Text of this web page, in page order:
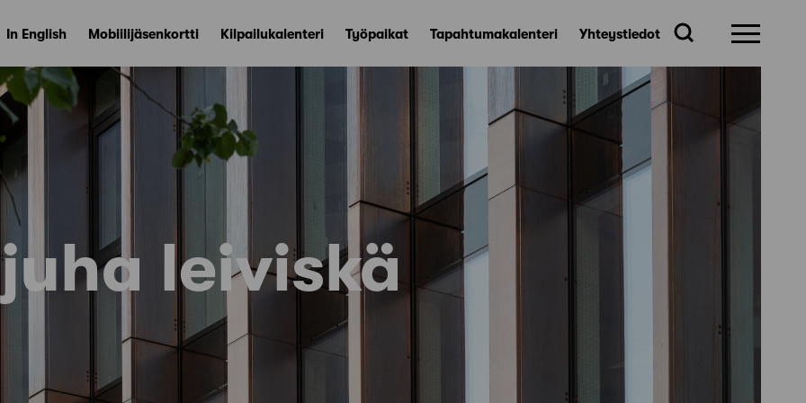
In English Mobiilijäsenkortti Kilpailukalenteri Työpaikat Tapahtumakalenteri Yhteystiedot
juha leiviskä